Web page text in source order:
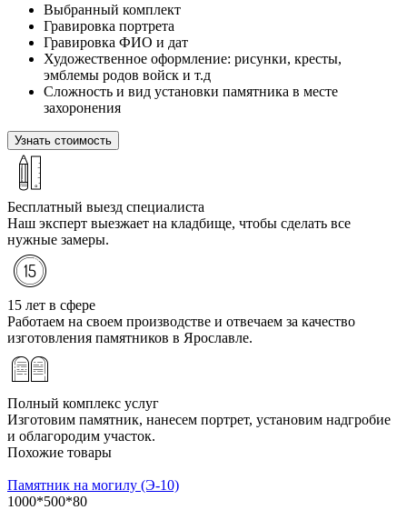
Выбранный комплект
Гравировка портрета
Гравировка ФИО и дат
Художественное оформление: рисунки, кресты,
эмблемы родов войск и т.д
Сложность и вид установки памятника в месте
захоронения
Узнать стоимость
Бесплатный выезд специалиста
Наш эксперт выезжает на кладбище, чтобы сделать все
нужные замеры.
15 лет в сфере
Работаем на своем производстве и отвечаем за качество
изготовления памятников в Ярославле.
Полный комплекс услуг
Изготовим памятник, нанесем портрет, установим надгробие
и облагородим участок.
Похожие товары
Памятник на могилу (Э-10)
1000*500*80